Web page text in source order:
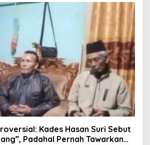
Kades Hasan Suri Sebut
Padahal Pernah Tawarkan